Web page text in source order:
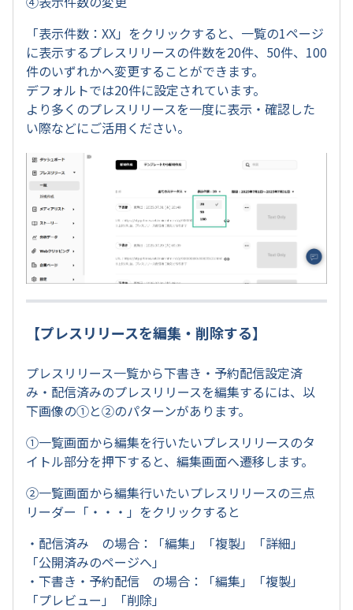
「表示件数：XX」をクリックすると、一覧の1ページ
に表示するプレスリリースの件数を20件、50件、100
件のいずれかへ変更することができます。
デフォルトでは20件に設定されています。
より多くのプレスリリースを一度に表示・確認した
い際などにご活用ください。
【プレスリリースを編集・削除する】
プレスリリース一覧から下書き・予約配信設定済
み・配信済みのプレスリリースを編集するには、以
下画像の①と②のパターンがあります。
①一覧画面から編集を行いたいプレスリリースのタ
イトル部分を押下すると、編集画面へ遷移します。
②一覧画面から編集行いたいプレスリリースの三点
リーダー「・・・」をクリックすると
・配信済み の場合：「編集」「複製」「詳細」
「公開済みのページへ」
・下書き・予約配信 の場合：「編集」「複製」
「プレビュー」「削除」